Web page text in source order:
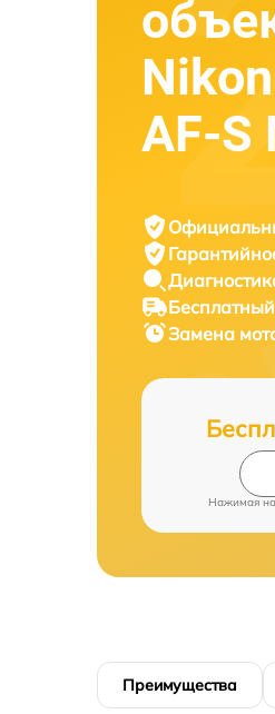
AF-S
Замена
Нажимая на
Преимущества